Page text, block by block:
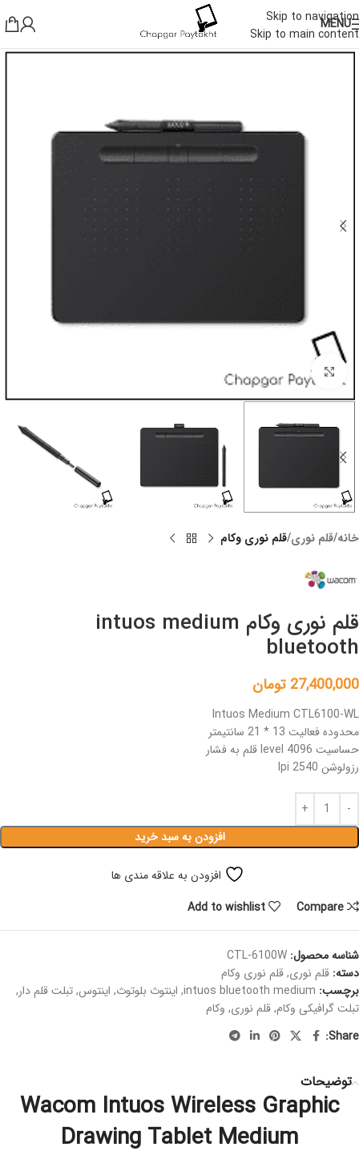
Skip to navigation
Skip to main content
MENU
Click to enlarge
خانه قلم نوری قلم نوری وکام
قلم نوری وکام intuos medium
bluetooth
27,400,000 تومان
Intuos Medium CTL6100-WL
محدوده فعالیت 13 * 21 سانتیمتر
حساسیت 4096 level قلم به فشار
رزولوشن 2540 lpi
افزودن به سبد خرید
افزودن به علاقه مندی ها
Compare
Add to wishlist
شناسه محصول: CTL-6100W
دسته: قلم نوری,قلم نوری وکام
برچسب: intuos bluetooth medium
, اینتوث بلوتوث, اینتوس,تبلت قلم دار,
تبلت گرافیکی وکام,قلم نوری, وکام
Share:
توضیحات
Wacom Intuos Wireless Graphic
Drawing Tablet Medium